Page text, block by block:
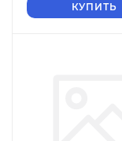
КУПИТЬ